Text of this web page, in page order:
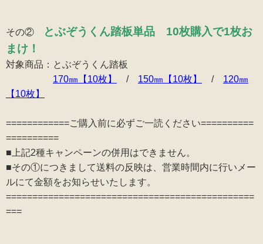
その②
とぶぞうくん踏板単品 10枚購入で1枚お
まけ！
対象商品：とぶぞうくん踏板
170㎜【10枚】
/ 150㎜【10枚】 / 120㎜
【10枚】
============ご購入前に必ずご一読ください==========
==========
■上記2種キャンペーンの併用はできません。
■その①につきまして送料の反映は、営業時間内に行いメー
ルにて金額をお知らせいたします。
===============================================
===